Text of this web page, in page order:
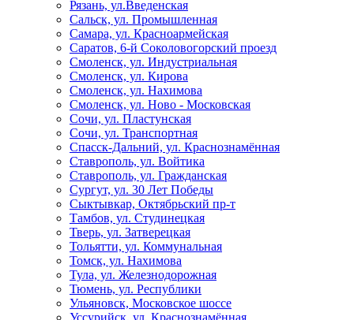
Рязань, ул.Введенская
Сальск, ул. Промышленная
Самара, ул. Красноармейская
Саратов, 6-й Соколовогорский проезд
Смоленск, ул. Индустриальная
Смоленск, ул. Кирова
Смоленск, ул. Нахимова
Смоленск, ул. Ново - Московская
Сочи, ул. Пластунская
Сочи, ул. Транспортная
Спасск-Дальний, ул. Краснознамённая
Ставрополь, ул. Войтика
Ставрополь, ул. Гражданская
Сургут, ул. 30 Лет Победы
Сыктывкар, Октябрьский пр-т
Тамбов, ул. Студинецкая
Тверь, ул. Затверецкая
Тольятти, ул. Коммунальная
Томск, ул. Нахимова
Тула, ул. Железнодорожная
Тюмень, ул. Республики
Ульяновск, Московское шоссе
Уссурийск, ул. Краснознамённая